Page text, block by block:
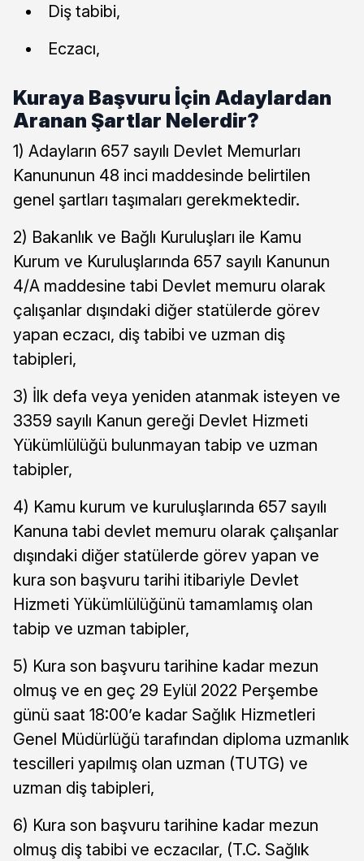
Diş tabibi,
Eczacı,
Kuraya Başvuru İçin Adaylardan
Aranan Şartlar Nelerdir?
1) Adayların 657 sayılı Devlet Memurları
Kanununun 48 inci maddesinde belirtilen
genel şartları taşımaları gerekmektedir.
2) Bakanlık ve Bağlı Kuruluşları ile Kamu
Kurum ve Kuruluşlarında 657 sayılı Kanunun
4/A maddesine tabi Devlet memuru olarak
çalışanlar dışındaki diğer statülerde görev
yapan eczacı, diş tabibi ve uzman diş
tabipleri,
3) İlk defa veya yeniden atanmak isteyen ve
3359 sayılı Kanun gereği Devlet Hizmeti
Yükümlülüğü bulunmayan tabip ve uzman
tabipler,
4) Kamu kurum ve kuruluşlarında 657 sayılı
Kanuna tabi devlet memuru olarak çalışanlar
dışındaki diğer statülerde görev yapan ve
kura son başvuru tarihi itibariyle Devlet
Hizmeti Yükümlülüğünü tamamlamış olan
tabip ve uzman tabipler,
5) Kura son başvuru tarihine kadar mezun
olmuş ve en geç 29 Eylül 2022 Perşembe
günü saat 18:00’e kadar Sağlık Hizmetleri
Genel Müdürlüğü tarafından diploma uzmanlık
tescilleri yapılmış olan uzman (TUTG) ve
uzman diş tabipleri,
6) Kura son başvuru tarihine kadar mezun
olmuş diş tabibi ve eczacılar, (T.C. Sağlık